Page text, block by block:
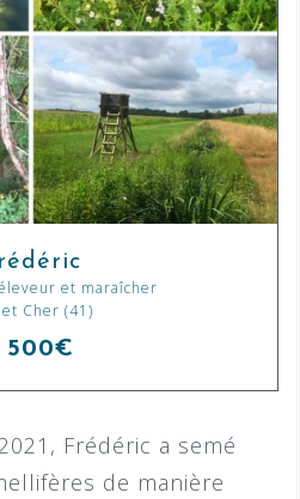
et maraîcher
Cher (41)
500€
Frédéric a semé
de manière